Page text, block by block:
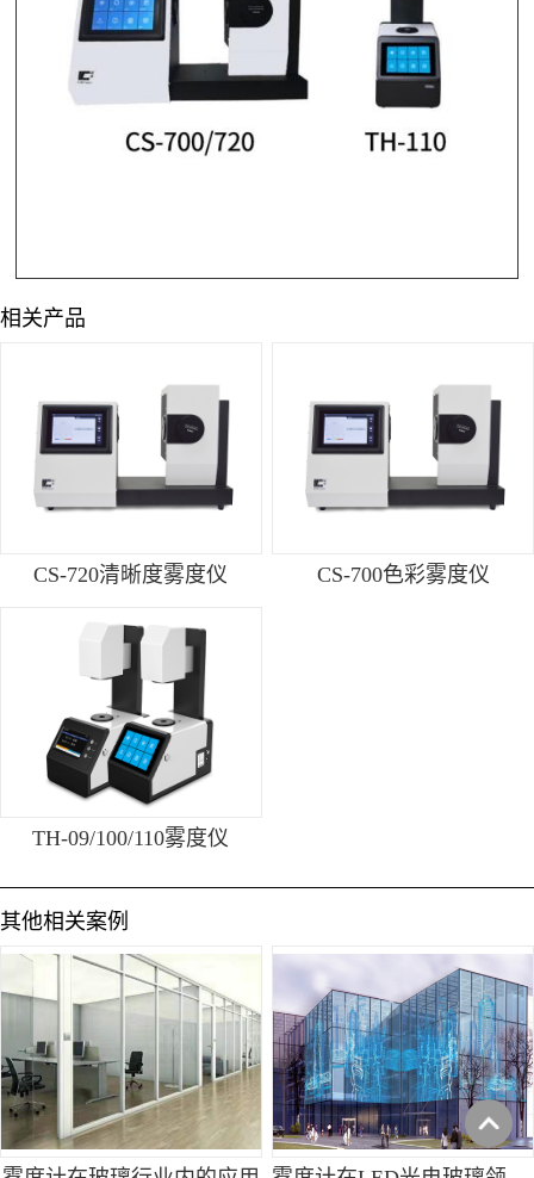
相关产品
CS-720清晰度雾度仪 CS-700色彩雾度仪
TH-09/100/110雾度仪
其他相关案例